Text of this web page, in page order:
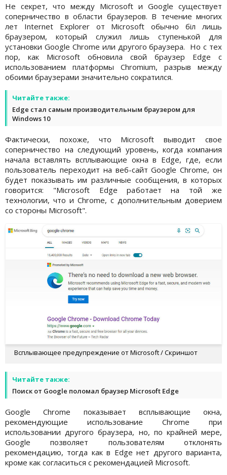
Не секрет, что между Microsoft и Google существует
соперничество в области браузеров. В течение многих
лет Internet Explorer от Microsoft обычно біл лишь
браузером, который служил лишь ступенькой для
установки Google Chrome или другого браузера. Но с тех
пор, как Microsoft обновила свой браузер Edge с
использованием платформы Chromium, разрыв между
обоими браузерами значительно сократился.
Читайте также:
Edge стал самым производительным браузером для
Windows 10
Фактически, похоже, что Microsoft выводит свое
соперничество на следующий уровень, когда компания
начала вставлять всплывающие окна в Edge, где, если
пользователь переходит на веб-сайт Google Chrome, он
будет показывать им различные сообщения, в которых
говорится: "Microsoft Edge работает на той же
технологии, что и Chrome, с дополнительным доверием
со стороны Microsoft".
Всплывающее предупреждение от Microsoft / Скриншот
Читайте также:
Поиск от Google поломал браузер Microsoft Edge
Google Chrome показывает всплывающие окна,
рекомендующие использование Chrome при
использовании другого браузера, но, по крайней мере,
Google позволяет пользователям отклонять
рекомендацию, тогда как в Edge нет другого варианта,
кроме как согласиться с рекомендацией Microsoft.